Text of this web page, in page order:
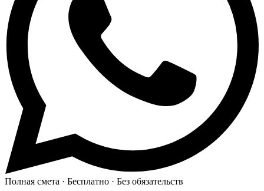
Полная смета · Бесплатно · Без обязательств